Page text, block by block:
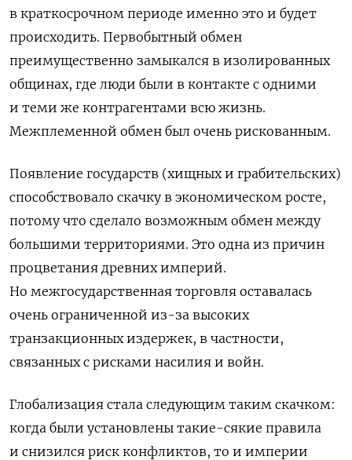
в краткосрочном периоде именно это и будет
происходить. Первобытный обмен
преимущественно замыкался в изолированных
общинах, где люди были в контакте с одними
и теми же контрагентами всю жизнь.
Межплеменной обмен был очень рискованным.
Появление государств (хищных и грабительских)
способствовало скачку в экономическом росте,
потому что сделало возможным обмен между
большими территориями. Это одна из причин
процветания древних империй.
Но межгосударственная торговля оставалась
очень ограниченной из-за высоких
транзакционных издержек, в частности,
связанных с рисками насилия и войн.
Глобализация стала следующим таким скачком:
когда были установлены такие-сякие правила
и снизился риск конфликтов, то и империи